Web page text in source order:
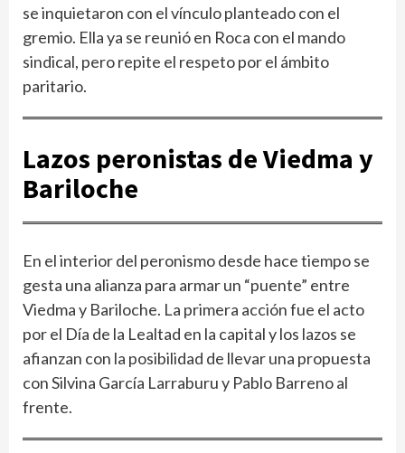
se inquietaron con el vínculo planteado con el
gremio. Ella ya se reunió en Roca con el mando
sindical, pero repite el respeto por el ámbito
paritario.
Lazos peronistas de Viedma y
Bariloche
En el interior del peronismo desde hace tiempo se
gesta una alianza para armar un “puente” entre
Viedma y Bariloche. La primera acción fue el acto
por el Día de la Lealtad en la capital y los lazos se
afianzan con la posibilidad de llevar una propuesta
con Silvina García Larraburu y Pablo Barreno al
frente.